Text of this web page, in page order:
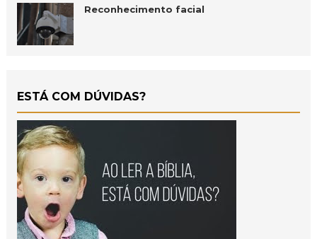
Reconhecimento facial
ESTÁ COM DÚVIDAS?